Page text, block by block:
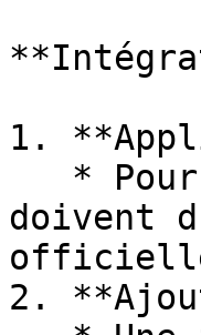
1.
doivent
2.